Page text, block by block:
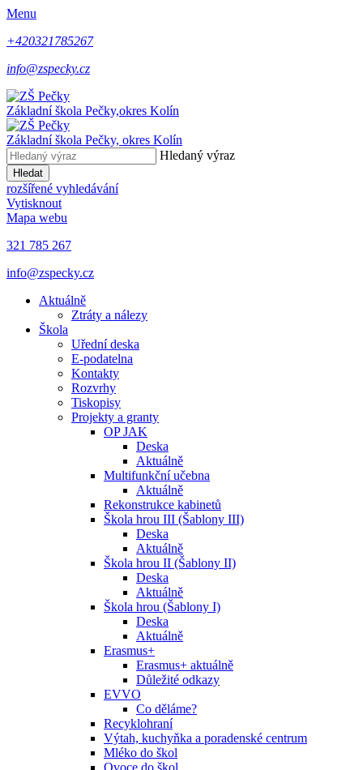
Menu
+420321785267
info@zspecky.cz
Základní škola Pečky,okres Kolín
Základní škola Pečky, okres Kolín
Hledaný výraz
Hledat
rozšířené vyhledávání
Vytisknout
Mapa webu
321 785 267
info@zspecky.cz
Aktuálně
Ztráty a nálezy
Škola
Uřední deska
E-podatelna
Kontakty
Rozvrhy
Tiskopisy
Projekty a granty
OP JAK
Deska
Aktuálně
Multifunkční učebna
Aktuálně
Rekonstrukce kabinetů
Škola hrou III (Šablony III)
Deska
Aktuálně
Škola hrou II (Šablony II)
Deska
Aktuálně
Škola hrou (Šablony I)
Deska
Aktuálně
Erasmus+
Erasmus+ aktuálně
Důležité odkazy
EVVO
Co děláme?
Recyklohraní
Výtah, kuchyňka a poradenské centrum
Mléko do škol
Ovoce do škol